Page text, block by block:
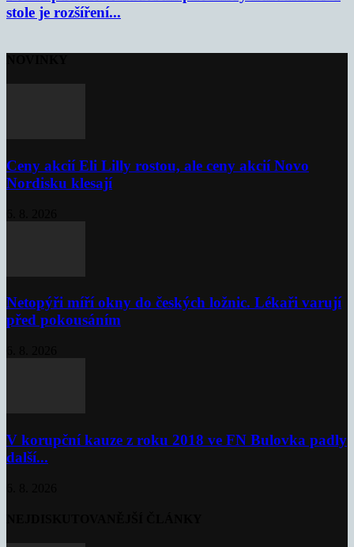
stole je rozšíření...
Ceny akcií Eli Lilly rostou, ale ceny akcií Novo
Nordisku klesají
Netopýři míří okny do českých ložnic. Lékaři varují
před pokousáním
V korupční kauze z roku 2018 ve FN Bulovka padly
další...